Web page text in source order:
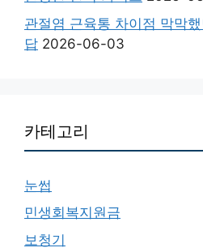
관절염 근육통 차이점 막막
답 2026-06-03
카테고리
눈썹
민생회복지원금
보청기